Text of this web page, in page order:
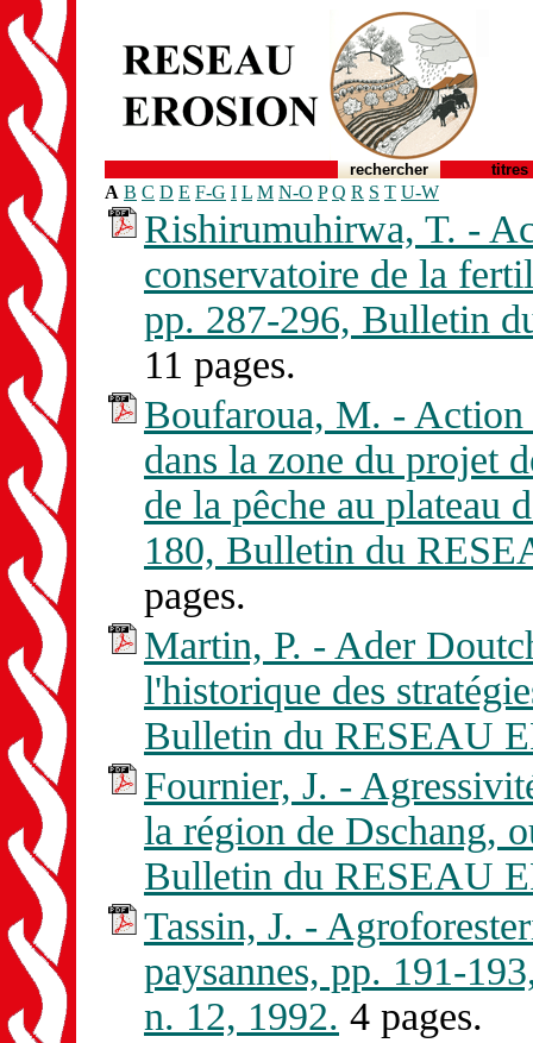
rechercher titres
A B C D E F-G I L M N-O P Q R S T U-W
Rishirumuhirwa, T. -
conservatoire de la
pp. 287-296, Bulletin
11 pages.
Boufaroua, M. - Action
dans la zone du projet
de la pêche au plateau
180, Bulletin du
pages.
Martin, P. - Ader
l'historique des
Bulletin du RESEAU
Fournier, J. -
la région de Dschang,
Bulletin du RESEAU
Tassin, J. -
paysannes, pp. 191-
n. 12, 1992. 4 pages.